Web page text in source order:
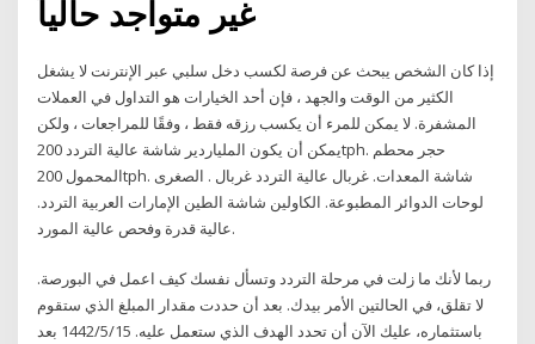
إذا كان الشخص يبحث عن فرصة لكسب دخل سلبي عبر الإنترنت لا يشغل
الكثير من الوقت والجهد ، فإن أحد الخيارات هو التداول في العملات
المشفرة. لا يمكن للمرء أن يكسب رزقه فقط ، وفقًا للمراجعات ، ولكن
يمكن أن يكون الملياردير شاشة عالية التردد 200tph. حجر محطم
المحمول 200tph. شاشة المعدات. غربال عالية التردد غربال . الصغرى
لوحات الدوائر المطبوعة. الكاولين شاشة الطين الإمارات العربية التردد.
عالية قدرة وفحص عالية المورد.
ربما لأنك ما زلت في مرحلة التردد وتسأل نفسك كيف اعمل في البورصة.
لا تقلق، في الحالتين الأمر بيدك. بعد أن حددت مقدار المبلغ الذي ستقوم
باستثماره، عليك الآن أن تحدد الهدف الذي ستعمل عليه. 15‏‏/5‏‏/1442 بعد